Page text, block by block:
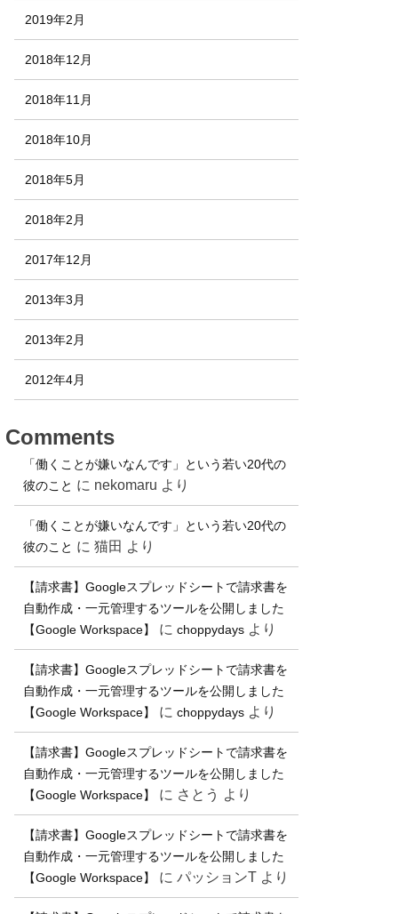
2019年2月
2018年12月
2018年11月
2018年10月
2018年5月
2018年2月
2017年12月
2013年3月
2013年2月
2012年4月
Comments
「働くことが嫌いなんです」という若い20代の
彼のこと に nekomaru より
「働くことが嫌いなんです」という若い20代の
彼のこと に 猫田 より
【請求書】Googleスプレッドシートで請求書を
自動作成・一元管理するツールを公開しました
【Google Workspace】
に choppydays より
【請求書】Googleスプレッドシートで請求書を
自動作成・一元管理するツールを公開しました
【Google Workspace】
に choppydays より
【請求書】Googleスプレッドシートで請求書を
自動作成・一元管理するツールを公開しました
【Google Workspace】
に さとう より
【請求書】Googleスプレッドシートで請求書を
自動作成・一元管理するツールを公開しました
【Google Workspace】
に パッションT より